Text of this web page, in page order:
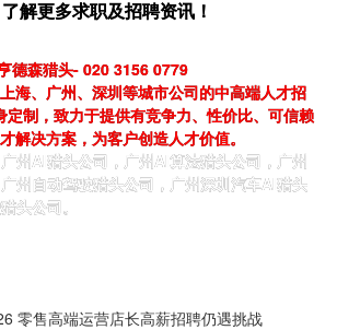
了解更多求职及招聘资讯！
德森猎头- 020 3156 0779
海、广州、深圳等城市公司的中高端人才招
定制，致力于提供有竞争力、性价比、可信赖
解决方案，为客户创造人才价值。
州AI猎头公司，广州AI算法猎头公司，广州
州自动驾驶猎头公司，广州深圳汽车AI猎头
头公司。
零售高端运营店长高薪招聘仍遇挑战